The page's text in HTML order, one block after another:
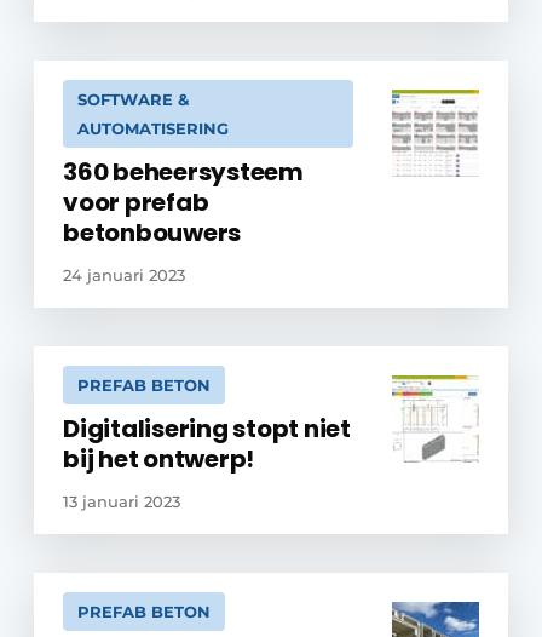
SOFTWARE &
AUTOMATISERING
360 beheersysteem
voor prefab
betonbouwers
24 januari 2023
PREFAB BETON
Digitalisering stopt niet
bij het ontwerp!
13 januari 2023
PREFAB BETON